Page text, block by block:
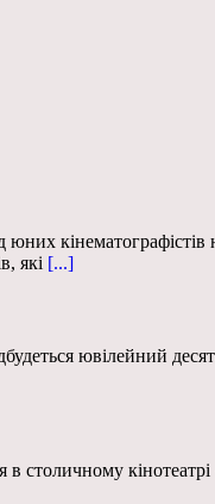
які [...]
ювілейний
столичному